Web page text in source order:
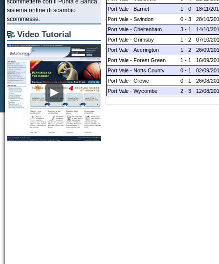
Port Vale - Barnet
1 - 0
18/11/
Port Vale - Swindon
0 - 3
28/10/
Port Vale - Cheltenham
3 - 1
14/10/
Port Vale - Grimsby
1 - 2
07/10/
Port Vale - Accrington
1 - 2
26/09/
Port Vale - Forest Green
1 - 1
16/09/
Port Vale - Notts County
0 - 1
02/09/
Port Vale - Crewe
0 - 1
26/08/
Port Vale - Wycombe
2 - 3 12/08/
scommettere con il Punta e Banca,
sistema online di scambio
scommesse.
Video Tutorial